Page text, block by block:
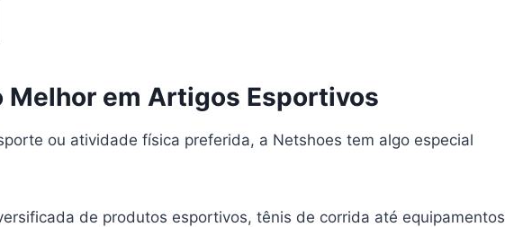
Melhor em Artigos Esportivos
ou atividade física preferida, a Netshoes tem algo especial
de produtos esportivos, tênis de corrida até equipamentos